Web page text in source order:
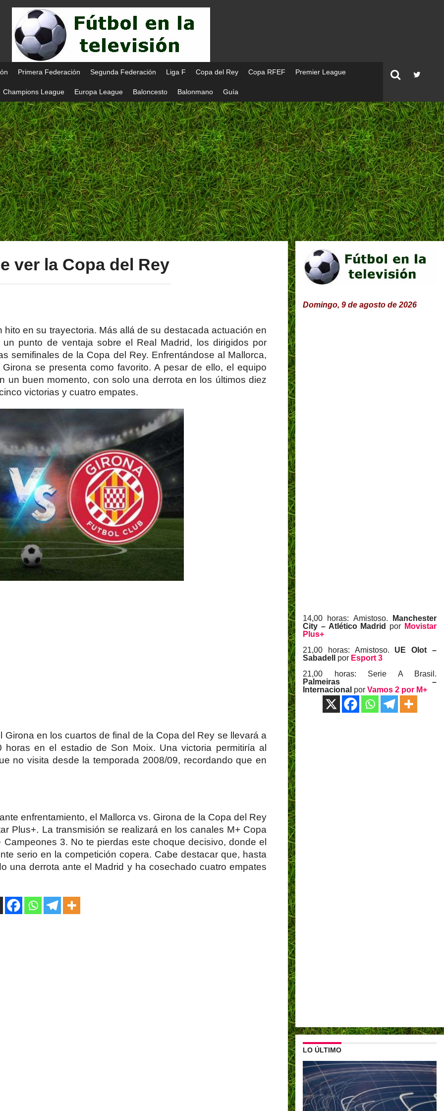
Primera Federación Segunda Federación Liga F Copa del Rey Copa RFEF Premier League
Champions League Europa League Baloncesto Balonmano Guía
ver la Copa del Rey
en su trayectoria. Más allá de su destacada actuación en
punto de ventaja sobre el Real Madrid, los dirigidos por
semifinales de la Copa del Rey. Enfrentándose al Mallorca,
se presenta como favorito. A pesar de ello, el equipo
un buen momento, con solo una derrota en los últimos diez
victorias y cuatro empates.
en los cuartos de final de la Copa del Rey se llevará a
en el estadio de Son Moix. Una victoria permitiría al
no visita desde la temporada 2008/09, recordando que en
enfrentamiento, el Mallorca vs. Girona de la Copa del Rey
Plus+. La transmisión se realizará en los canales M+ Copa
3. No te pierdas este choque decisivo, donde el
serio en la competición copera. Cabe destacar que, hasta
una derrota ante el Madrid y ha cosechado cuatro empates
Domingo, 9 de agosto de 2026
14,00 horas: Amistoso.
Manchester
City – Atlético Madrid por Movistar
Plus+
21,00 horas: Amistoso. UE Olot –
Sabadell
por Esport 3
21,00 horas: Serie A Brasil.
Palmeiras –
Internacional por Vamos 2 por M+
LO ÚLTIMO